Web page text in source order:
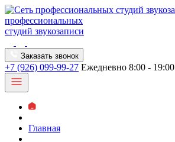
профессиональных
студий звукозаписи
Заказать звонок
+7 (926) 099-99-27 Ежедневно 8:00 - 19:00
Главная